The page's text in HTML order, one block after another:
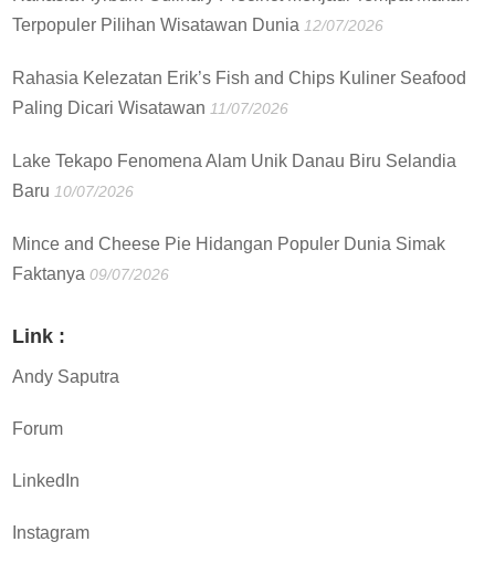
Terpopuler Pilihan Wisatawan Dunia 12/07/2026
Rahasia Kelezatan Erik’s Fish and Chips Kuliner Seafood
Paling Dicari Wisatawan 11/07/2026
Lake Tekapo Fenomena Alam Unik Danau Biru Selandia
Baru 10/07/2026
Mince and Cheese Pie Hidangan Populer Dunia Simak
Faktanya 09/07/2026
Link :
Andy Saputra
Forum
LinkedIn
Instagram